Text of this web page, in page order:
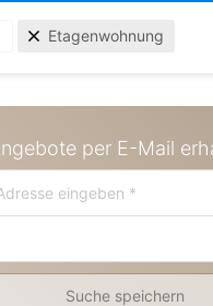
Etagenwohnung
per E-Mail
Suche speichern